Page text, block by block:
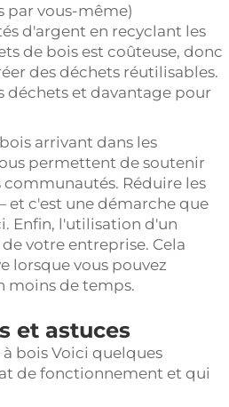
par vous-même)
d'argent en recyclant les
de bois est coûteuse, donc
des déchets réutilisables.
déchets et davantage pour
arrivant dans les
permettent de soutenir
Réduire les
et c'est une démarche que
Enfin, l'utilisation d'un
votre entreprise. Cela
lorsque vous pouvez
moins de temps.
et astuces
bois Voici quelques
de fonctionnement et qui